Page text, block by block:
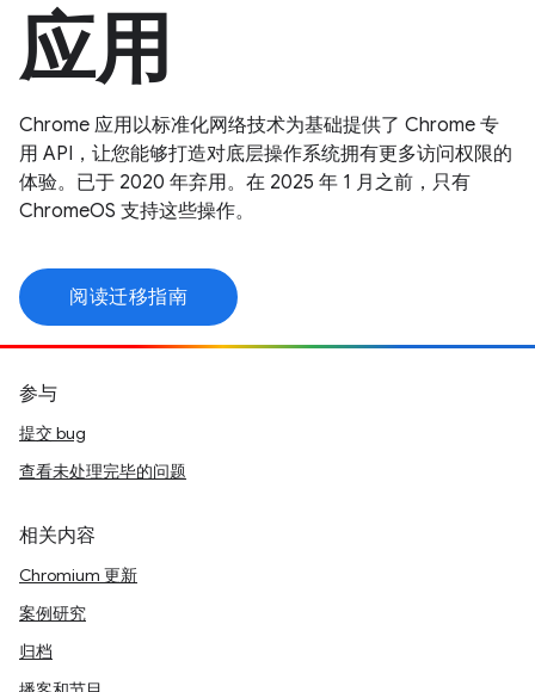
应用
Chrome 应用以标准化网络技术为基础提供了 Chrome 专
用 API，让您能够打造对底层操作系统拥有更多访问权限的
体验。已于 2020 年弃用。在 2025 年 1 月之前，只有
ChromeOS 支持这些操作。
阅读迁移指南
参与
提交 bug
查看未处理完毕的问题
相关内容
Chromium 更新
案例研究
归档